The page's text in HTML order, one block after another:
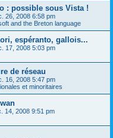
: possible sous Vista !
26, 2008 6:58 pm
and the Breton language
espéranto, gallois...
17, 2008 5:03 pm
de réseau
16, 2008 5:47 pm
et minoritaires
14, 2008 9:51 pm